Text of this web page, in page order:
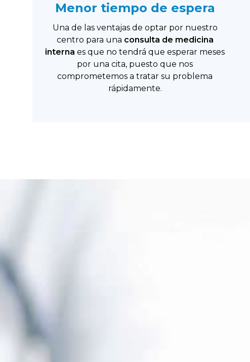
Menor tiempo de espera
Una de las ventajas de optar por nuestro
centro para una consulta de medicina
interna es que no tendrá que esperar meses
por una cita, puesto que nos
comprometemos a tratar su problema
rápidamente.